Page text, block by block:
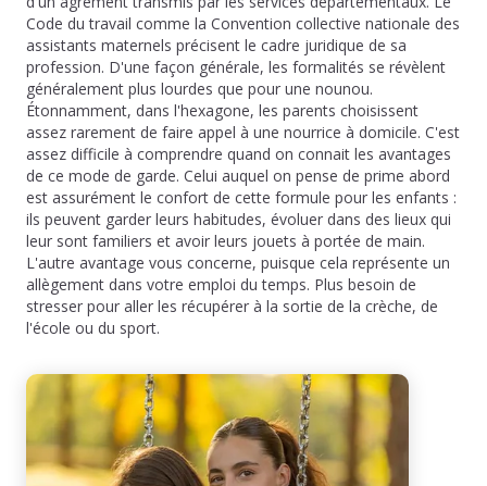
Code du travail comme la Convention collective nationale des
assistants maternels précisent le cadre juridique de sa
profession. D'une façon générale, les formalités se révèlent
généralement plus lourdes que pour une nounou.
Étonnamment, dans l'hexagone, les parents choisissent
assez rarement de faire appel à une nourrice à domicile. C'est
assez difficile à comprendre quand on connait les avantages
de ce mode de garde. Celui auquel on pense de prime abord
est assurément le confort de cette formule pour les enfants :
ils peuvent garder leurs habitudes, évoluer dans des lieux qui
leur sont familiers et avoir leurs jouets à portée de main.
L'autre avantage vous concerne, puisque cela représente un
allègement dans votre emploi du temps. Plus besoin de
stresser pour aller les récupérer à la sortie de la crèche, de
l'école ou du sport.